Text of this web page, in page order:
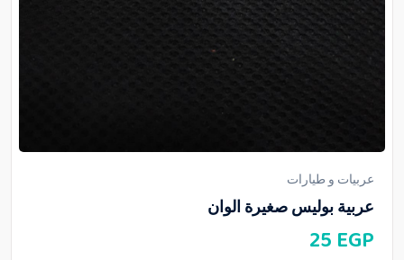
عربيات و طيارات
عربية بوليس صغيرة الوان
25 EGP